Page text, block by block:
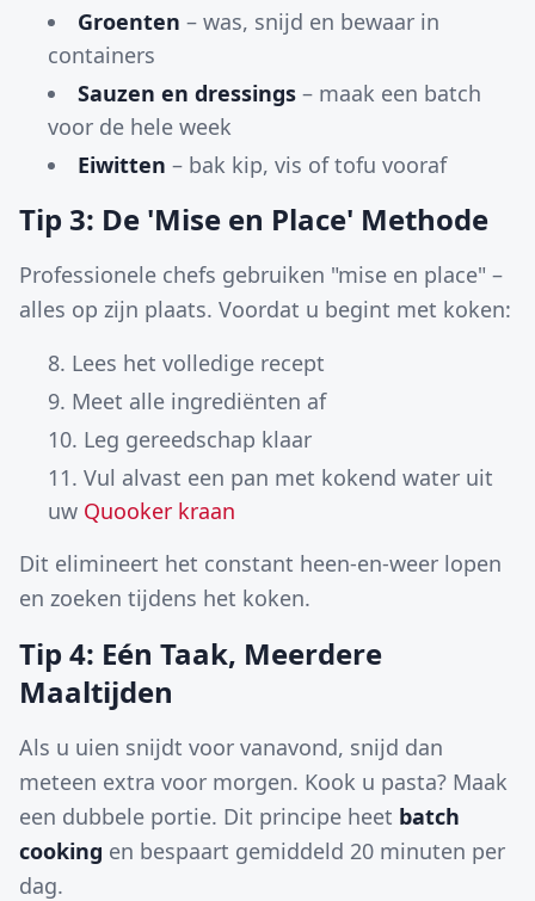
Groenten – was, snijd en bewaar in
containers
Sauzen en dressings – maak een batch
voor de hele week
Eiwitten – bak kip, vis of tofu vooraf
Tip 3: De 'Mise en Place' Methode
Professionele chefs gebruiken "mise en place" –
alles op zijn plaats. Voordat u begint met koken:
Lees het volledige recept
Meet alle ingrediënten af
Leg gereedschap klaar
Vul alvast een pan met kokend water uit
uw Quooker kraan
Dit elimineert het constant heen-en-weer lopen
en zoeken tijdens het koken.
Tip 4: Eén Taak, Meerdere
Maaltijden
Als u uien snijdt voor vanavond, snijd dan
meteen extra voor morgen. Kook u pasta? Maak
een dubbele portie. Dit principe heet batch
cooking en bespaart gemiddeld 20 minuten per
dag.